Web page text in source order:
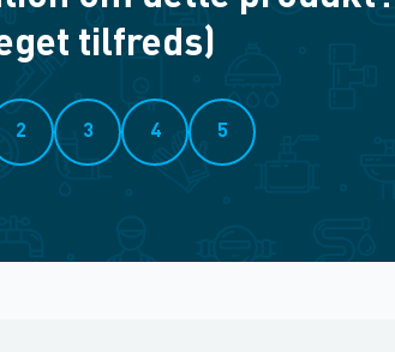
tilfreds)
2 3 4 5